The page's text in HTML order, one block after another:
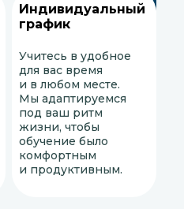
Индивидуальный
график
Учитесь в удобное
для вас время
и в любом месте.
Мы адаптируемся
под ваш ритм
жизни, чтобы
обучение было
комфортным
и продуктивным.